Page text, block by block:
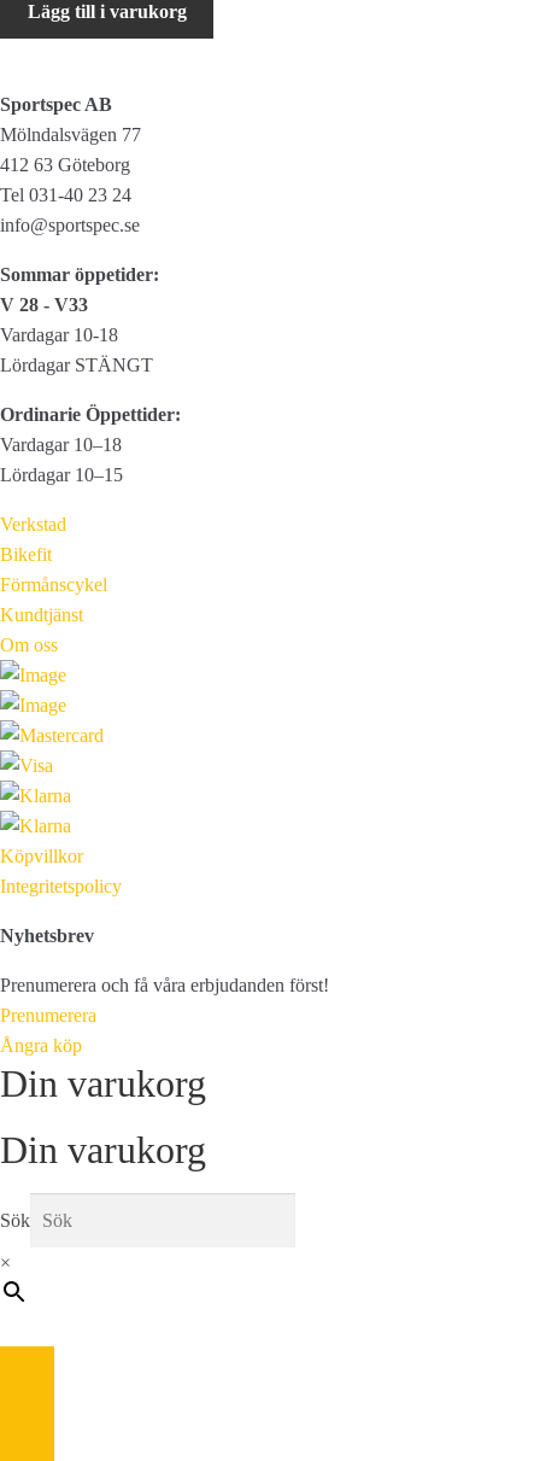
ALFINE
S500
Lägg till i varukorg
Sportspec AB
Mölndalsvägen 77
412 63 Göteborg
Tel 031-40 23 24
info@sportspec.se
Sommar öppetider:
V 28 - V33
Vardagar 10-18
Lördagar STÄNGT
Ordinarie Öppettider:
Vardagar 10–18
Lördagar 10–15
Verkstad
Bikefit
Förmånscykel
Kundtjänst
Om oss
Köpvillkor
Integritetspolicy
Nyhetsbrev
Prenumerera och få våra erbjudanden först!
Prenumerera
Ångra köp
Din varukorg
Din varukorg
Sök
×